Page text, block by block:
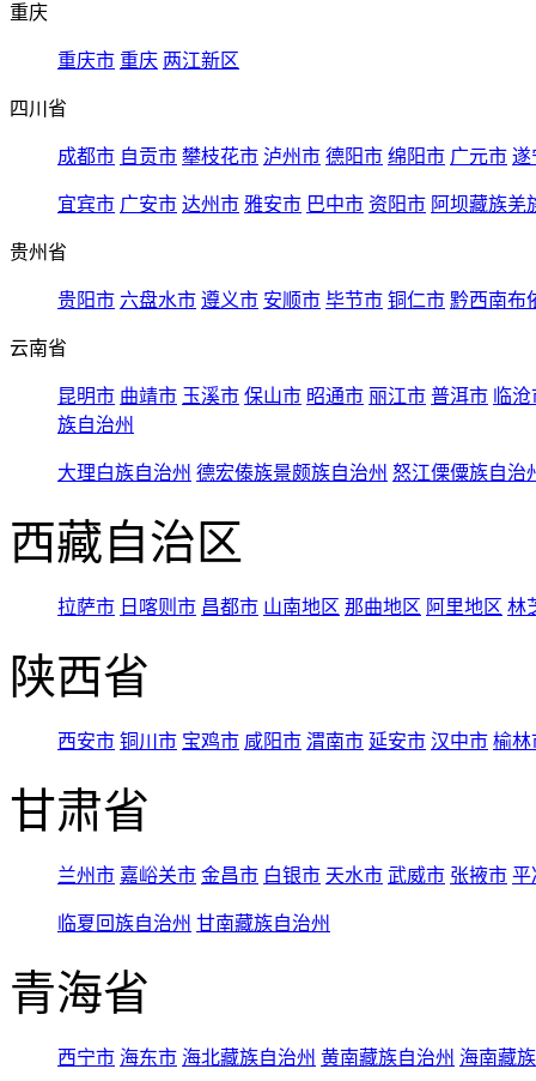
重庆
重庆市 重庆 两江新区
四川省
成都市 自贡市 攀枝花市 泸州市 德阳市 绵阳市 广元市 遂
宜宾市 广安市 达州市 雅安市 巴中市 资阳市 阿坝藏族羌
贵州省
贵阳市 六盘水市 遵义市 安顺市 毕节市 铜仁市 黔西南布
云南省
昆明市 曲靖市 玉溪市 保山市 昭通市 丽江市 普洱市 临
族自治州
大理白族自治州 德宏傣族景颇族自治州 怒江傈僳族自治
西藏自治区
拉萨市 日喀则市 昌都市 山南地区 那曲地区 阿里地区 林
陕西省
西安市 铜川市 宝鸡市 咸阳市 渭南市 延安市 汉中市 榆林
甘肃省
兰州市 嘉峪关市 金昌市 白银市 天水市 武威市 张掖市 平
临夏回族自治州 甘南藏族自治州
青海省
西宁市 海东市 海北藏族自治州 黄南藏族自治州 海南藏